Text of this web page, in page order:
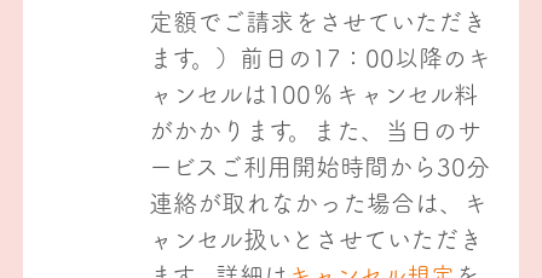
定額でご請求をさせていただき
ます。）前日の17：00以降のキ
ャンセルは100％キャンセル料
がかかります。また、当日のサ
ービスご利用開始時間から30分
連絡が取れなかった場合は、キ
ャンセル扱いとさせていただき